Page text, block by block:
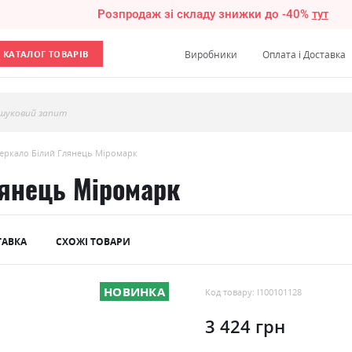
Розпродаж зі складу знижки до -40% тут
КАТАЛОГ ТОВАРІВ Виробники Оплата і Доставка
запит
Білий Глянець Міромарк
Міромарк
СХОЖІ ТОВАРИ
НОВИНКА Код товару: l100101128
3 424 грн